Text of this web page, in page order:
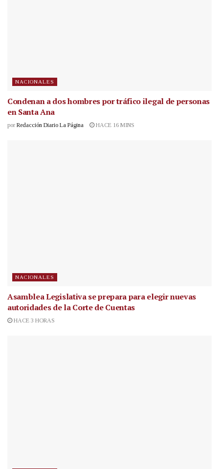
NACIONALES
Condenan a dos hombres por tráfico ilegal de personas
en Santa Ana
por Redacción Diario La Página HACE 16 MINS
NACIONALES
Asamblea Legislativa se prepara para elegir nuevas
autoridades de la Corte de Cuentas
HACE 3 HORAS